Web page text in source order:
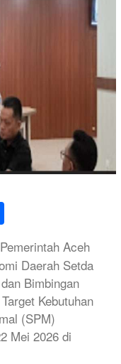
Aceh
Daerah Setda
Bimbingan
Kebutuhan
(SPM)
Mei 2026 di